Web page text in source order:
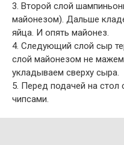
3. Второй слой
майонезом). Дальше
яйца. И опять майонез.
4. Следующий слой сыр
слой майонезом не
укладываем сверху сыра.
5. Перед подачей на стол
чипсами.